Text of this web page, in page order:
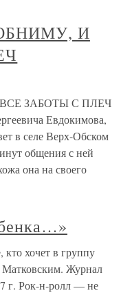
И
ВСЕ ЗАБОТЫ С ПЛЕЧ
Евдокимова,
в селе Верх-Обском
общения с ней
она на своего
хочет в группу
Журнал
г. Рок-н-ролл — не